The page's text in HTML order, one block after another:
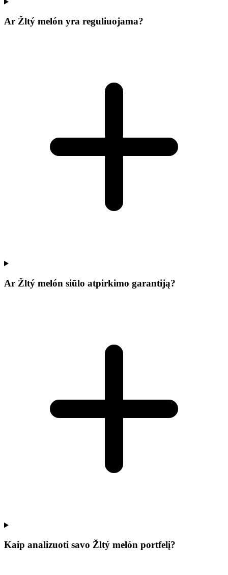
Ar Žltý melón yra reguliuojama?
Ar Žltý melón siūlo atpirkimo garantiją?
Kaip analizuoti savo Žltý melón portfelį?